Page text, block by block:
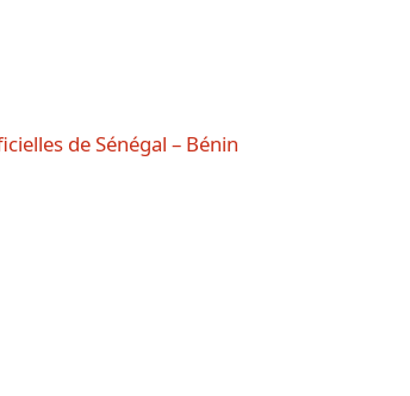
de Sénégal – Bénin